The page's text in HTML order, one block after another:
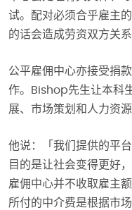
试。配对必须合乎雇主
的话会造成劳资双方关
公平雇佣中心亦接受捐
作。Bishop先生让本科
展、市场策划和人力资
他说：「我们提供的平
目的是让社会变得更好
雇佣中心并不收取雇主
所付的中介费是根据市